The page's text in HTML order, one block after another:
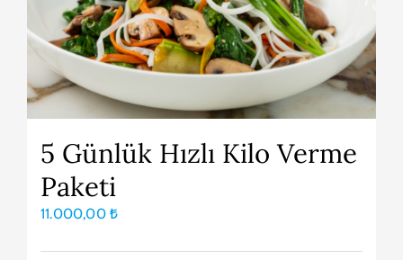
5 Günlük Hızlı Kilo Verme
Paketi
11.000,00 ₺